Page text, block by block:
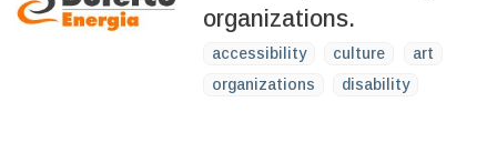
organizations.
accessibility culture
art
organizations
disability